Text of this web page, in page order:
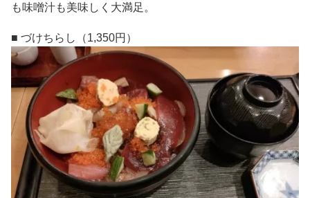
も味噌汁も美味しく大満足。
■ づけちらし（1,350円）